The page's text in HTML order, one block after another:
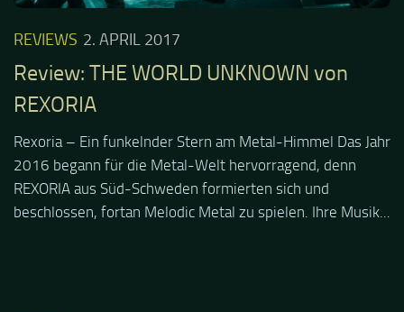
REVIEWS 2. APRIL 2017
Review: THE WORLD UNKNOWN von
REXORIA
Rexoria – Ein funkelnder Stern am Metal-Himmel Das Jahr
2016 begann für die Metal-Welt hervorragend, denn
REXORIA aus Süd-Schweden formierten sich und
beschlossen, fortan Melodic Metal zu spielen. Ihre Musik...